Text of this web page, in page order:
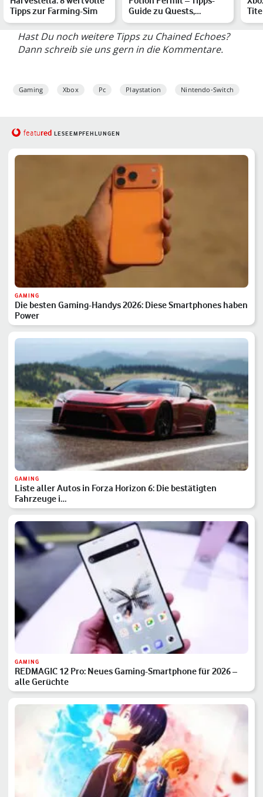
Tipps zur Farming-Sim
Guide zu Quests,
Upgrades & mehr
Hast Du noch weitere Tipps zu Chained Echoes?
Dann schreib sie uns gern in die Kommentare.
Gaming Xbox Pc Playstation Nintendo-Switch
featured LESEEMPFEHLUNGEN
GAMING
Die besten Gaming-Handys 2026: Diese Smartphones haben
Power
GAMING
Liste aller Autos in Forza Horizon 6: Die bestätigten
Fahrzeuge i…
GAMING
REDMAGIC 12 Pro: Neues Gaming-Smartphone für 2026 –
alle Gerüchte